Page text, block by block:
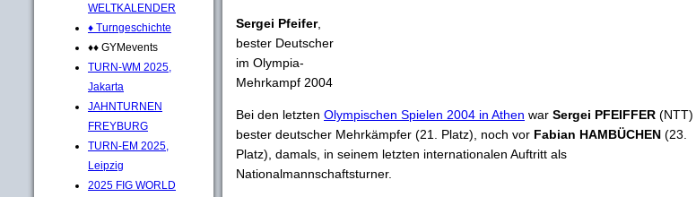
WELTKALENDER
♦ Turngeschichte
♦♦ GYMevents
TURN-WM 2025,
Jakarta
JAHNTURNEN
FREYBURG
TURN-EM 2025,
Leipzig
2025 FIG WORLD
Sergei Pfeifer,
bester Deutscher
im Olympia-
Mehrkampf 2004
Bei den letzten Olympischen Spielen 2004 in Athen war Sergei PFEIFFER (NTT)
bester deutscher Mehrkämpfer (21. Platz), noch vor Fabian HAMBÜCHEN (23.
Platz), damals, in seinem letzten internationalen Auftritt als
Nationalmannschaftsturner.